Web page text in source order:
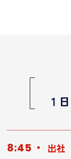
1
8:45 出社